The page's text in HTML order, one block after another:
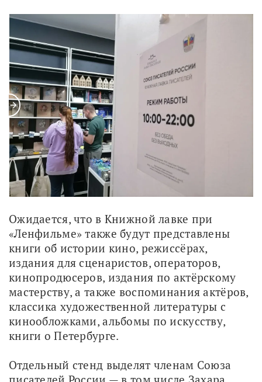
Ожидается, что в Книжной лавке при
«Ленфильме» также будут представлены
книги об истории кино, режиссёрах,
издания для сценаристов, операторов,
кинопродюсеров, издания по актёрскому
мастерству, а также воспоминания актёров,
классика художественной литературы с
кинообложками, альбомы по искусству,
книги о Петербурге.
Отдельный стенд выделят членам Союза